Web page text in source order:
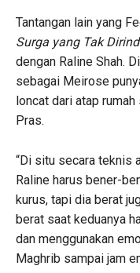
Tantangan lain yang
Surga yang Tak
dengan Raline Shah.
sebagai Meirose
loncat dari atap
Pras.
“Di situ secara teknis
Raline harus bener-
kurus, tapi dia berat
berat saat keduanya
dan menggunakan
Maghrib sampai jam